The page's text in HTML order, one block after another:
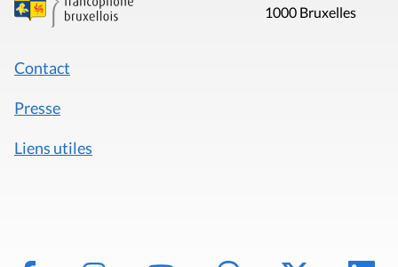
1000 Bruxelles
Contact
Presse
Liens utiles